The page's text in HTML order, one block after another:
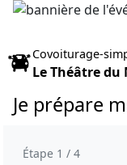
Covoiturage-
Le Théâtre du
Je prépare
Étape 1 / 4